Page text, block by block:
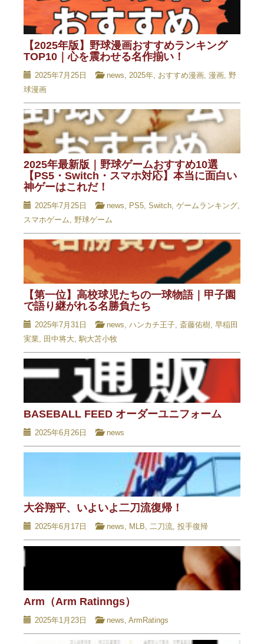
【2025年版】野球漫画おすすめランキング
TOP10｜心を震わせる名作揃い！
2025年7月25日 news 2025年 おすすめ漫画 漫画 野
球漫画
2025年最新版｜野球ゲームおすすめ10選
【PS5・Switch・スマホ対応】本当に面白い
神ゲーはこれだ！
2025年7月25日 news PS5 Switch ゲームランキング
スマホゲーム
野球ゲーム
【第一位】高校球児たちの一球物語｜甲子園
で語り継がれる名勝負たち
2025年7月31日 news ハンカチ王子 斎藤佑樹 早稲田
実業
田中将大 駒大苫小牧
BASEBALL FEED オーダーユニフォーム
2025年6月26日 news
大谷翔平、いよいよ二刀流復帰！
2025年6月17日 news MLB 二刀流 投手復帰
Arm（Arm Ratinngs）
2025年1月23日 news ArmRatings